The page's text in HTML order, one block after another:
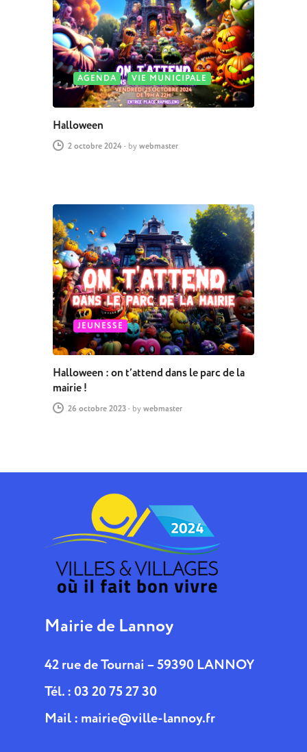
AGENDA VIE MUNICIPALE
Halloween
2 octobre 2024- by webmaster
JEUNESSE
Halloween : on t’attend dans le parc de la
mairie !
26 octobre 2023- by webmaster
Mairie de Lannoy
42 rue de Tournai – 59390 LANNOY
Tél. : 03 20 75 27 30
Mail : mairie@ville-lannoy.fr